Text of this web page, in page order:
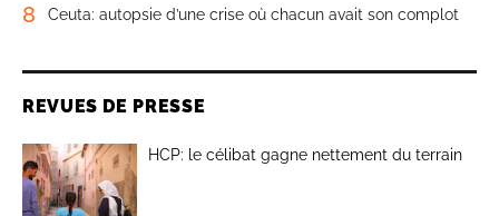
8 Ceuta: autopsie d’une crise où chacun avait son complot
REVUES DE PRESSE
HCP: le célibat gagne nettement du terrain